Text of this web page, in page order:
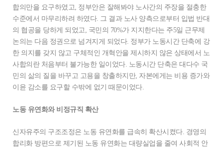
합의만을 요구하였고, 정부안은 잘해봐야 노사간의 주장을 절충한
수준에서 마무리하려 하였다. 그 결과 노사 양측으로부터 입법 반대
의 협공을 당하게 되었고, 국민의 70%가 지지한다는 주5일 근무제
논의는 다음 정권으로 넘겨지게 되었다. 정부가 노동시간 단축에 강
한 의지를 갖지 않고 구체적인 개혁안을 제시하지 않은 상태에서 노
사합의란 처음부터 불가능한 일이었다. 노동시간 단축은 대다수 국
민의 삶의 질을 바꾸고 고용을 창출하지만, 자본에게는 비용 증가와
이윤 감소를 요구할 수밖에 없기 때문이었다.
노동 유연화와 비정규직 확산
신자유주의 구조조정은 노동 유연화를 급속히 확산시켰다. 경영의
합리화 방편으로 제기된 노동 유연화는 대량실업을 줄여 사회적 안